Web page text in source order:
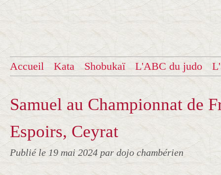
Accueil Kata Shobukaï L'ABC du judo
Samuel au Championnat de
Espoirs, Ceyrat
Publié le 19 mai 2024 par dojo chambérien